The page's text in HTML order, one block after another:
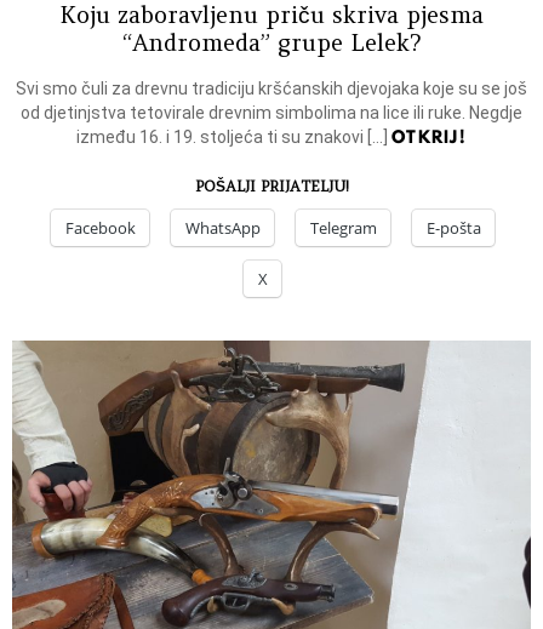
Koju zaboravljenu priču skriva pjesma
“Andromeda” grupe Lelek?
Svi smo čuli za drevnu tradiciju kršćanskih djevojaka koje su se još
od djetinjstva tetovirale drevnim simbolima na lice ili ruke. Negdje
između 16. i 19. stoljeća ti su znakovi […] OTKRIJ!
POŠALJI PRIJATELJU!
Facebook WhatsApp Telegram E-pošta
X